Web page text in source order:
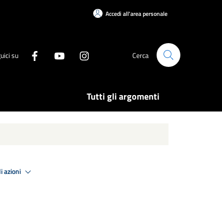
Accedi all'area personale
su Cerca
Tutti gli argomenti
azioni